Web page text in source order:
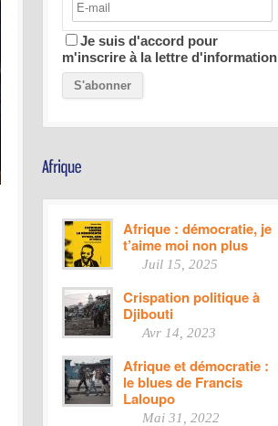
Je suis d'accord pour
m'inscrire à la lettre d'information
Afrique : démocratie, je
t’aime moi non plus
Juil 15, 2025
Crispation politique à
Djibouti
Avr 14, 2023
Afrique et démocratie :
le blues de Francis
Laloupo
Mai 31, 2022